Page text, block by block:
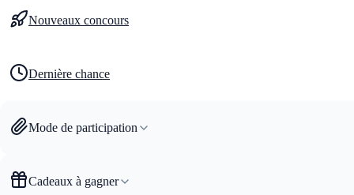
Nouveaux concours
Dernière chance
Mode de participation
Cadeaux à gagner